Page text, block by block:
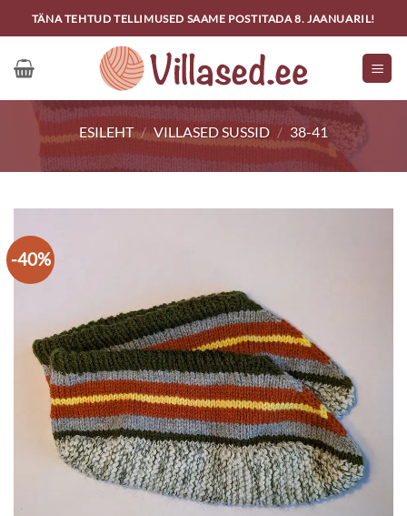
to
content
TÄNA TEHTUD TELLIMUSED SAAME POSTITADA 8. JAANUARIL!
ESILEHT / VILLASED SUSSID / 38-41
-40%